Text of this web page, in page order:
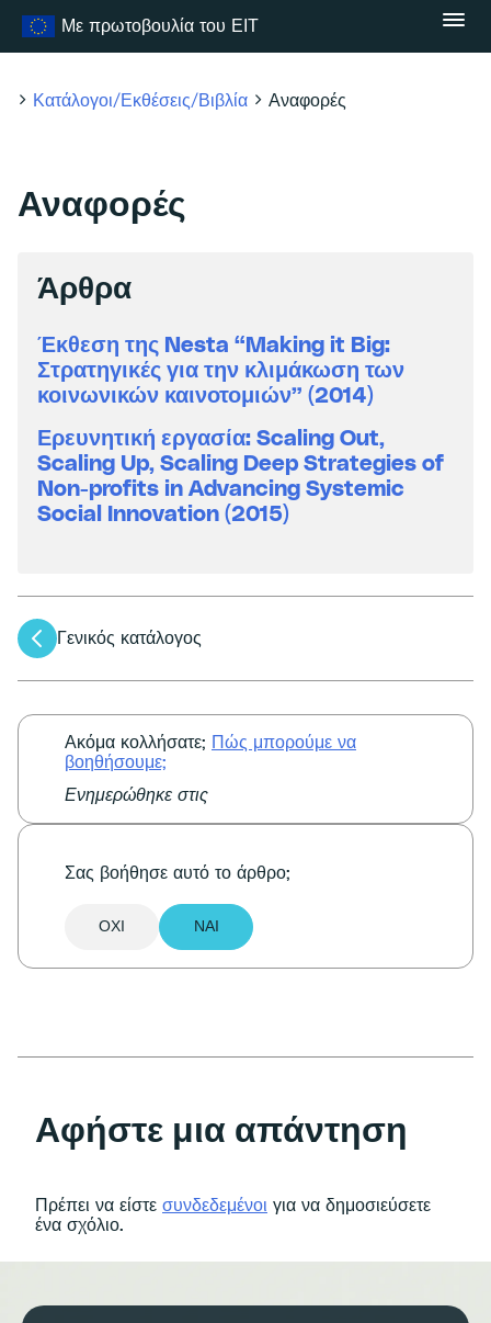
Με πρωτοβουλία του ΕΙΤ
Κατάλογοι/Εκθέσεις/Βιβλία Αναφορές
Αναφορές
Άρθρα
Έκθεση της Nesta “Making it Big:
Στρατηγικές για την κλιμάκωση των
κοινωνικών καινοτομιών” (2014)
Ερευνητική εργασία: Scaling Out,
Scaling Up, Scaling Deep Strategies of
Non-profits in Advancing Systemic
Social Innovation (2015)
Πλοήγηση
άρθρων
Γενικός κατάλογος
Ακόμα κολλήσατε; Πώς μπορούμε να
βοηθήσουμε;
Ενημερώθηκε στις
Σας βοήθησε αυτό το άρθρο;
ΌΧΙ ΝΑΙ
Αφήστε μια απάντηση
Πρέπει να είστε συνδεδεμένοι για να δημοσιεύσετε
ένα σχόλιο.